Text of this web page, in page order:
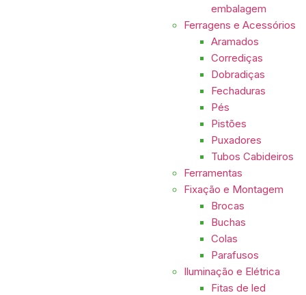
embalagem
Ferragens e Acessórios
Aramados
Corrediças
Dobradiças
Fechaduras
Pés
Pistões
Puxadores
Tubos Cabideiros
Ferramentas
Fixação e Montagem
Brocas
Buchas
Colas
Parafusos
Iluminação e Elétrica
Fitas de led